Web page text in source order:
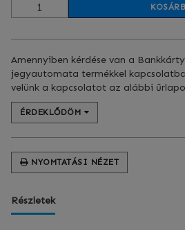
Amennyiben kérdése van a
jegyautomata termékkel
velünk a kapcsolatot az alábbi
ÉRDEKLŐDÖM
NYOMTATÁSI NÉZET
Részletek